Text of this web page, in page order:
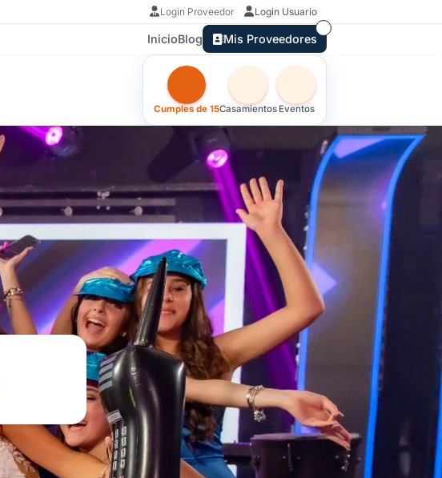
Login Proveedor Login Usuario
InicioBlog Mis Proveedores
Otras versiones de esta ficha por tipo de festejo
Cumples de 15Casamientos Eventos